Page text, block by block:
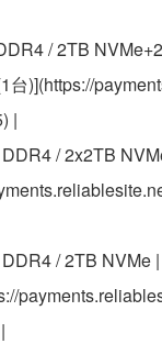
/ 2TB
)](https://
|
/ 2x2TB
/ 2TB NVMe